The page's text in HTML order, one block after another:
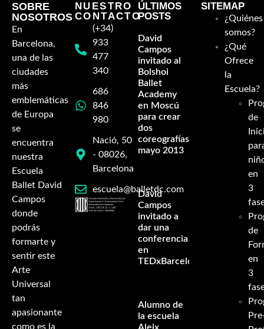
SOBRE
NOSOTROS
En
Barcelona,
una de las
ciudades
más
emblemáticas
de Europa
se
encuentra
nuestra
Escuela
Ballet David
Campos
donde
podrás
formarte y
sentir este
Arte
Universal
tan
apasionante
como es la
NUESTRO
CONTACTO
(+34)
933
477
340
686
846
980
Nació, 50
- 08026,
Barcelona
escuela@balletdc.com
ÚLTIMOS
POSTS
David
Campos
invitado al
Bolshoi
Ballet
Academy
en Moscú
para crear
dos
coreografías-
mayo 2013
David
Campos
invitado a
dar una
conferencia
en
TEDxBarcelona
Alumno de
la escuela
SITEMAP
¿Quiénes
somos?
¿Qué
Ofrece
la
Escuela?
de
en
3
de
en
3